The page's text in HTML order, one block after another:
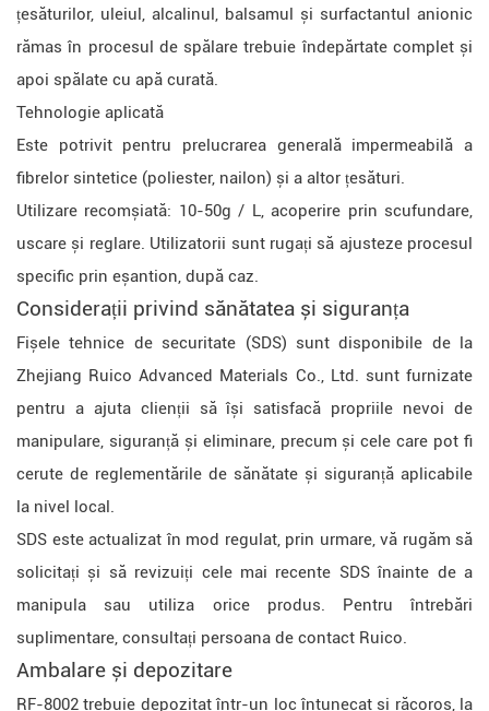
țesăturilor, uleiul, alcalinul, balsamul și surfactantul anionic
rămas în procesul de spălare trebuie îndepărtate complet și
apoi spălate cu apă curată.
Tehnologie aplicată
Este potrivit pentru prelucrarea generală impermeabilă a
fibrelor sintetice (poliester, nailon) și a altor țesături.
Utilizare recomșiată: 10-50g / L, acoperire prin scufundare,
uscare și reglare. Utilizatorii sunt rugați să ajusteze procesul
specific prin eșantion, după caz.
Considerații privind sănătatea și siguranța
Fișele tehnice de securitate (SDS) sunt disponibile de la
Zhejiang Ruico Advanced Materials Co., Ltd. sunt furnizate
pentru a ajuta clienții să își satisfacă propriile nevoi de
manipulare, siguranță și eliminare, precum și cele care pot fi
cerute de reglementările de sănătate și siguranță aplicabile
la nivel local.
SDS este actualizat în mod regulat, prin urmare, vă rugăm să
solicitați și să revizuiți cele mai recente SDS înainte de a
manipula sau utiliza orice produs. Pentru întrebări
suplimentare, consultați persoana de contact Ruico.
Ambalare și depozitare
RF-8002 trebuie depozitat într-un loc întunecat și răcoros, la